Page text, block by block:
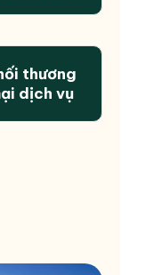
thương
dịch vụ